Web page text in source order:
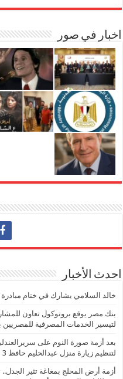
اخبار في صور
احدث الأخبار
خالد السلامي يشارك في ختام مبادرة
بنك مصر يوقع بروتوكول تعاون
لتيسير الخدمات المصرفية للمصريين
بعد أزمة صورة النوم على
لتنظيم زيارة منزل عبدالحليم حافظ 3 أغسطس، 2026
أزمة أرض المحلج بمغاغة تثير